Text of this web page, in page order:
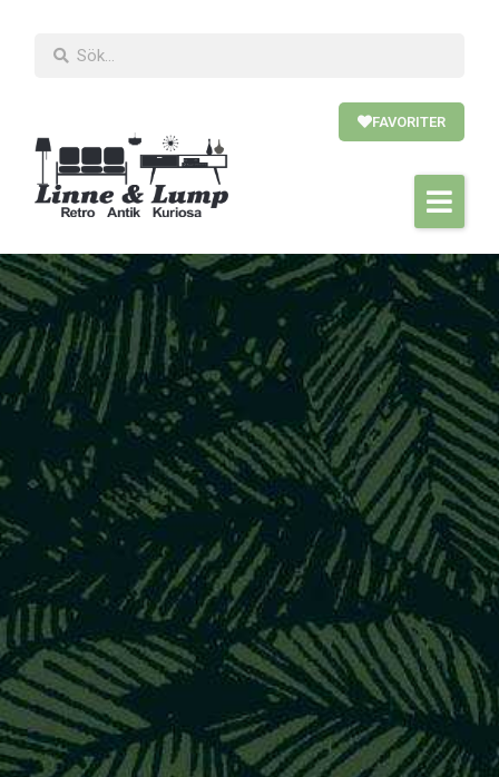
FAVORITER